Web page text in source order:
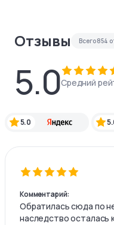
Отзывы Всего854
5.0Средний
5.0
Комментарий:
Обратилась сюда по
наследство осталась